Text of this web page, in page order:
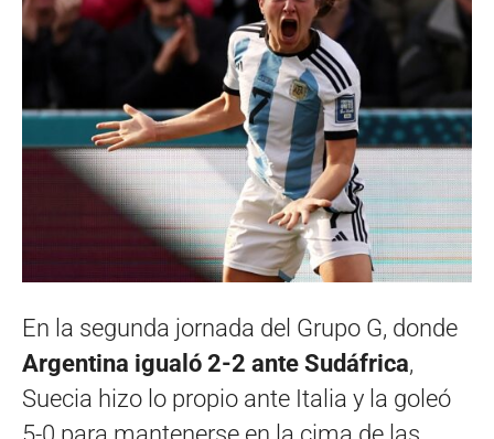
En la segunda jornada del Grupo G, donde
Argentina igualó 2-2 ante Sudáfrica,
Suecia hizo lo propio ante Italia y la goleó